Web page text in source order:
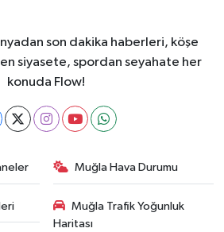
son dakika haberleri, köşe
siyasete, spordan seyahate her
konuda Flow!
Muğla Hava Durumu
Muğla Trafik Yoğunluk
Haritası